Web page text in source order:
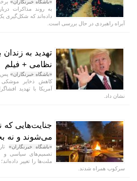
«باشگاه خبرنگاران»
به روند مذاکرات
داده‌اند که شکل‌گیری
آبراه راهبردی در حال بررسی است.
تهدید به
نظامی + فیلم
«باشگاه خبرنگاران» پس
کاهش ذخایر موشکی
آمریکا با تهدید
نشان داد.
جنایت‌هایی
می‌شوند و نه
«باشگاه خبرنگاران»
تصمیم‌های سیاسی و
ملت‌ها را تغییر
سرکوب همراه شدند.